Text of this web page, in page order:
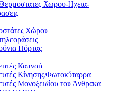
Χωρου-Ηχεια-
Χώρου
Πόρτας
Καπνού
Κίνησης/Φωτοκύταρρα
Μονοξειδίου του Άνθρακα